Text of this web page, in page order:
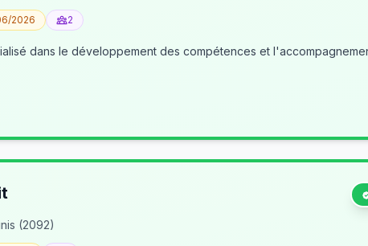
2026 2
dans le développement des compétences et
(2092)